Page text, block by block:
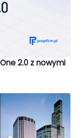
2.0 z nowymi